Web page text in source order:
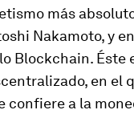
más
Nakamoto, y
Blockchain. Éste
en el
confiere a la